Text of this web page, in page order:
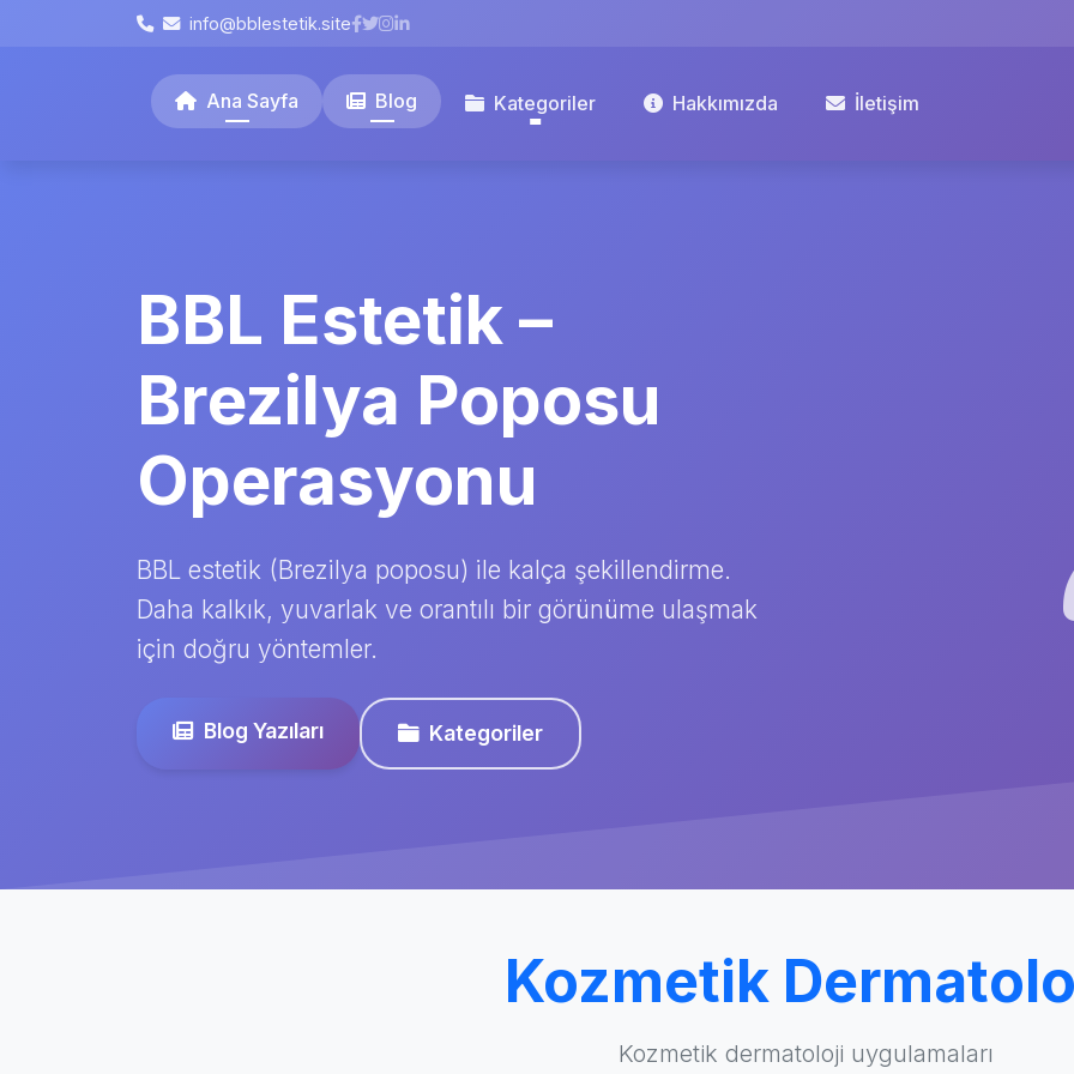
info@bblestetik.site
Ana Sayfa Blog Kategoriler Hakkımızda İletişim
BBL Estetik –
Brezilya Poposu
Operasyonu
BBL estetik (Brezilya poposu) ile kalça şekillendirme.
Daha kalkık, yuvarlak ve orantılı bir görünüme ulaşmak
için doğru yöntemler.
Blog Yazıları Kategoriler
Kozmetik
Kozmetik dermatoloji uygulamaları